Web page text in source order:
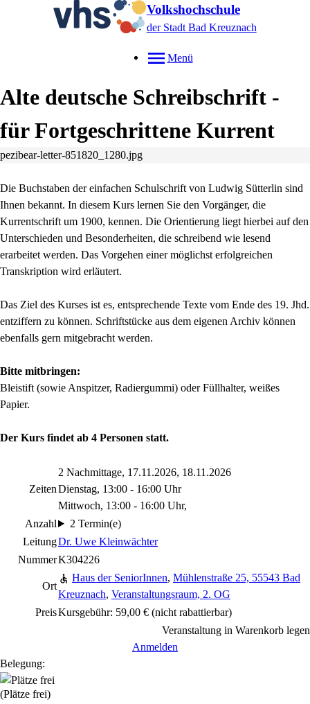
Volkshochschule
der Stadt Bad Kreuznach
Menü
Alte deutsche Schreibschrift -
für Fortgeschrittene Kurrent
pezibear-letter-851820_1280.jpg
Die Buchstaben der einfachen Schulschrift von Ludwig Sütterlin sind
Ihnen bekannt. In diesem Kurs lernen Sie den Vorgänger, die
Kurrentschrift um 1900, kennen. Die Orientierung liegt hierbei auf den
Unterschieden und Besonderheiten, die schreibend wie lesend
erarbeitet werden. Das Vorgehen einer möglichst erfolgreichen
Transkription wird erläutert.
Das Ziel des Kurses ist es, entsprechende Texte vom Ende des 19. Jhd.
entziffern zu können. Schriftstücke aus dem eigenen Archiv können
ebenfalls gern mitgebracht werden.
Bitte mitbringen:
Bleistift (sowie Anspitzer, Radiergummi) oder Füllhalter, weißes
Papier.
Der Kurs findet ab 4 Personen statt.
Zeiten
2 Nachmittage, 17.11.2026, 18.11.2026
Dienstag, 13:00 - 16:00 Uhr
Mittwoch, 13:00 - 16:00 Uhr,
Anzahl
2 Termin(e)
LeitungDr. Uwe Kleinwächter
NummerK304226
Ort
Haus der SeniorInnen, Mühlenstraße 25, 55543 Bad
Kreuznach, Veranstaltungsraum, 2. OG
PreisKursgebühr: 59,00 € (nicht rabattierbar)
Veranstaltung in Warenkorb legen
Anmelden
Belegung:
(Plätze frei)